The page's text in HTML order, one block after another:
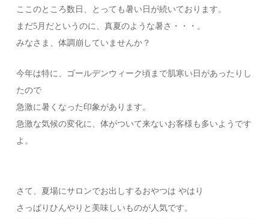
ここのところ数日、とっても暑い日が続いております。
まだ5月だというのに、真夏のような暑さ・・・。
みなさま、体調崩していませんか？
今年は特に、ゴールデンウィーク頃まで肌寒い日があったりし
たので
急激に暑くなった印象があります。
急激な気候の変化に、体がついて来ないお客様も多いようです
よ。
さて、夏場にサロンでお出しするおやつは やはり
さっぱりひんやりと美味しいものが人気です。